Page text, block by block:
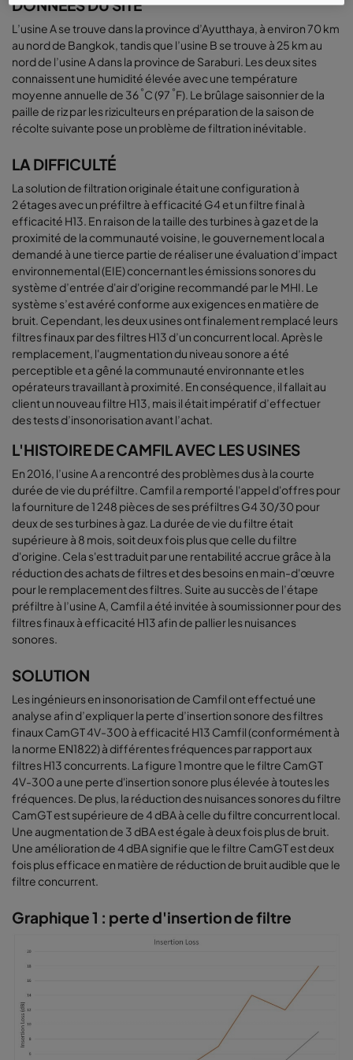
DONNÉES DU SITE
L’usine A se trouve dans la province d’Ayutthaya, à environ 70 km
au nord de Bangkok, tandis que l’usine B se trouve à 25 km au
nord de l’usine A dans la province de Saraburi. Les deux sites
connaissent une humidité élevée avec une température
moyenne annuelle de 36 °C (97 °F). Le brûlage saisonnier de la
paille de riz par les riziculteurs en préparation de la saison de
récolte suivante pose un problème de filtration inévitable.
LA DIFFICULTÉ
La solution de filtration originale était une configuration à
2 étages avec un préfiltre à efficacité G4 et un filtre final à
efficacité H13. En raison de la taille des turbines à gaz et de la
proximité de la communauté voisine, le gouvernement local a
demandé à une tierce partie de réaliser une évaluation d’impact
environnemental (EIE) concernant les émissions sonores du
système d’entrée d'air d'origine recommandé par le MHI. Le
système s’est avéré conforme aux exigences en matière de
bruit. Cependant, les deux usines ont finalement remplacé leurs
filtres finaux par des filtres H13 d’un concurrent local. Après le
remplacement, l'augmentation du niveau sonore a été
perceptible et a gêné la communauté environnante et les
opérateurs travaillant à proximité. En conséquence, il fallait au
client un nouveau filtre H13, mais il était impératif d’effectuer
des tests d’insonorisation avant l’achat.
L'HISTOIRE DE CAMFIL AVEC LES USINES
En 2016, l’usine A a rencontré des problèmes dus à la courte
durée de vie du préfiltre. Camfil a remporté l'appel d'offres pour
la fourniture de 1 248 pièces de ses préfiltres G4 30/30 pour
deux de ses turbines à gaz. La durée de vie du filtre était
supérieure à 8 mois, soit deux fois plus que celle du filtre
d'origine. Cela s'est traduit par une rentabilité accrue grâce à la
réduction des achats de filtres et des besoins en main-d'œuvre
pour le remplacement des filtres. Suite au succès de l’étape
préfiltre à l’usine A, Camfil a été invitée à soumissionner pour des
filtres finaux à efficacité H13 afin de pallier les nuisances
sonores.
SOLUTION
Les ingénieurs en insonorisation de Camfil ont effectué une
analyse afin d’expliquer la perte d’insertion sonore des filtres
finaux CamGT 4V-300 à efficacité H13 Camfil (conformément à
la norme EN1822) à différentes fréquences par rapport aux
filtres H13 concurrents. La figure 1 montre que le filtre CamGT
4V-300 a une perte d'insertion sonore plus élevée à toutes les
fréquences. De plus, la réduction des nuisances sonores du filtre
CamGT est supérieure de 4 dBA à celle du filtre concurrent local.
Une augmentation de 3 dBA est égale à deux fois plus de bruit.
Une amélioration de 4 dBA signifie que le filtre CamGT est deux
fois plus efficace en matière de réduction de bruit audible que le
filtre concurrent.
Graphique 1 : perte d'insertion de filtre